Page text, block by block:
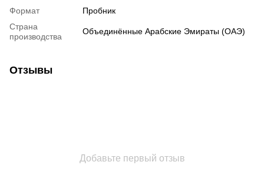
Формат
Пробник
Страна
производства
Объединённые Арабские Эмираты (ОАЭ)
Отзывы
Добавьте первый отзыв